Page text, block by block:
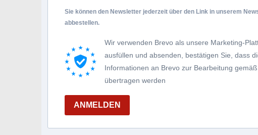
Sie können den Newsletter jederzeit über den Link in unserem
abbestellen.
Wir verwenden Brevo als unsere Marketing-
ausfüllen und absenden, bestätigen Sie, dass
Informationen an Brevo zur Bearbeitung
übertragen werden
ANMELDEN